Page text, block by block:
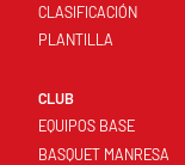
CLASIFICACIÓN
PLANTILLA
CLUB
EQUIPOS BASE
BASQUET MANRESA